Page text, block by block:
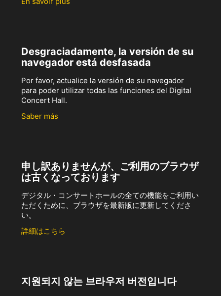
Desgraciadamente, la versión de su
navegador está desfasada
Por favor, actualice la versión de su navegador
para poder utilizar todas las funciones del Digital
Concert Hall.
Saber más
申し訳ありませんが、ご利用のブラウザ
は古くなっております
デジタル・コンサートホールの全ての機能をご利用い
ただくために、ブラウザを最新版に更新してくださ
い。
詳細はこちら
지원되지 않는 브라우저 버전입니다